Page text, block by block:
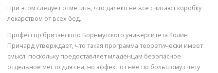
При этом следует отметить, что далеко не все считают коробку
лекарством от всех бед.
Профессор британского Борнмутского университета Колин
Причард утверждает, что такая программа теоретически имеет
смысл, поскольку предоставляет младенцам безопасное
отдельное место для сна, но эффект от нее по большому счету